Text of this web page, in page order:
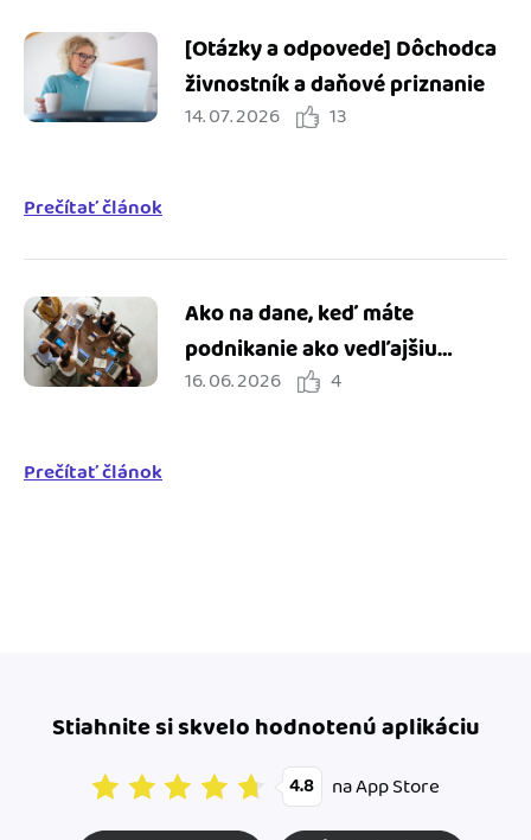
[Otázky a odpovede] Dôchodca
živnostník a daňové priznanie
14. 07. 2026 13
Prečítať článok
Ako na dane, keď máte
podnikanie ako vedľajšiu
činnosť
16. 06. 2026 4
Prečítať článok
Stiahnite si skvelo hodnotenú aplikáciu
4.8 na App Store